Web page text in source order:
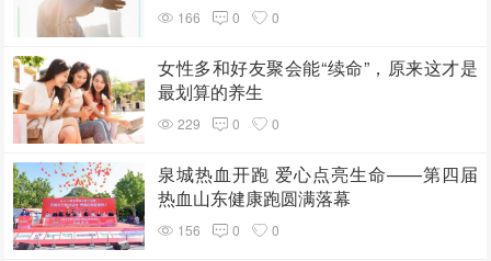
166 0 0
女性多和好友聚会能“续命”，原来这才是
最划算的养生
229 0 0
泉城热血开跑 爱心点亮生命——第四届
热血山东健康跑圆满落幕
156 0 0